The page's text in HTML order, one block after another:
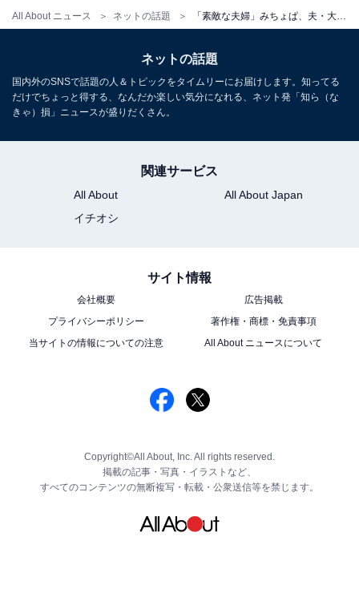
All About ニュース ネットの話題
ネットの話題
国内外のSNSで話題の人＆トピックをタイムリーにお届けします。知ってる
だけでちょっと得する、なんだか楽しい気分になれる、ネット発「知ら（な
きゃ）損」ニュースが盛りだくさん。
関連サービス
All About
All About Japan
イチオシ
サイト情報
会社概要
広告掲載
プライバシーポリシー
著作権・商標・免責事項
当サイトの情報についての注意
All About ニュースについて
Copyright©All About, Inc. All rights reserved.
掲載の記事・写真・イラストなど、
すべてのコンテンツの無断複写・転載・公衆送信等を禁じます。